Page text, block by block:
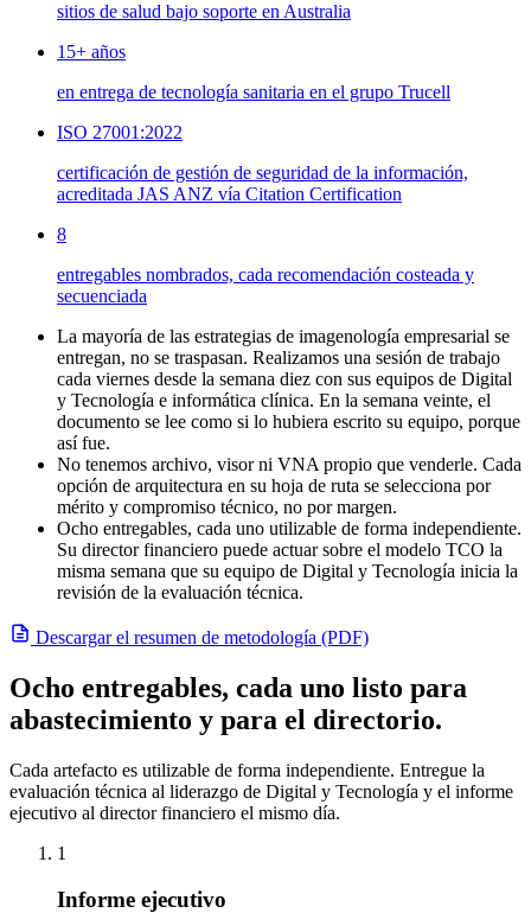
sitios de salud bajo soporte en Australia
15+ años
en entrega de tecnología sanitaria en el grupo Trucell
ISO 27001:2022
certificación de gestión de seguridad de la información,
acreditada JAS ANZ vía Citation Certification
8
entregables nombrados, cada recomendación costeada y
secuenciada
La mayoría de las estrategias de imagenología empresarial se
entregan, no se traspasan. Realizamos una sesión de trabajo
cada viernes desde la semana diez con sus equipos de Digital
y Tecnología e informática clínica. En la semana veinte, el
documento se lee como si lo hubiera escrito su equipo, porque
así fue.
No tenemos archivo, visor ni VNA propio que venderle. Cada
opción de arquitectura en su hoja de ruta se selecciona por
mérito y compromiso técnico, no por margen.
Ocho entregables, cada uno utilizable de forma independiente.
Su director financiero puede actuar sobre el modelo TCO la
misma semana que su equipo de Digital y Tecnología inicia la
revisión de la evaluación técnica.
Descargar el resumen de metodología (PDF)
Ocho entregables, cada uno listo para
abastecimiento y para el directorio.
Cada artefacto es utilizable de forma independiente. Entregue la
evaluación técnica al liderazgo de Digital y Tecnología y el informe
ejecutivo al director financiero el mismo día.
1
Informe ejecutivo